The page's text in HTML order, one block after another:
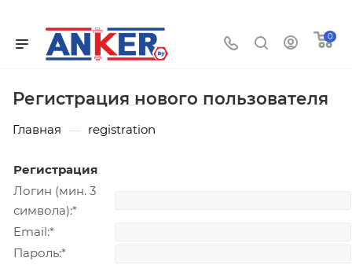
0
Регистрация нового пользователя
Главная — registration
Регистрация
Логин (мин. 3
символа):*
Email:*
Пароль:*